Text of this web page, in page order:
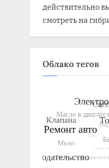
действительно
смотреть на
Облако тегов